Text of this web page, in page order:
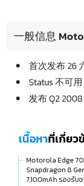
一般信息
首次发布 26
Status 不可用
发布 Q2 2008
เนื้อหาที่เกี่ยว
Motorola Edge
Snapdragon 8
7,100mAh รองรับ